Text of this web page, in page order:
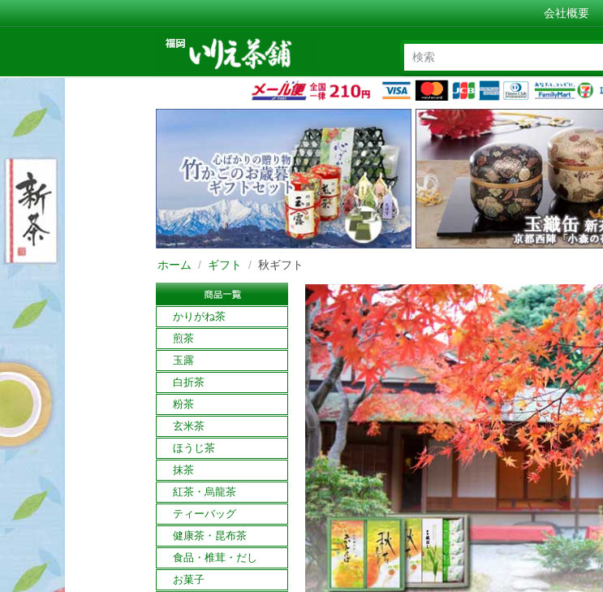
会社概要
ホーム / ギフト / 秋ギフト
かりがね茶
煎茶
玉露
白折茶
粉茶
玄米茶
ほうじ茶
抹茶
紅茶・烏龍茶
ティーバッグ
健康茶・昆布茶
食品・椎茸・だし
お菓子